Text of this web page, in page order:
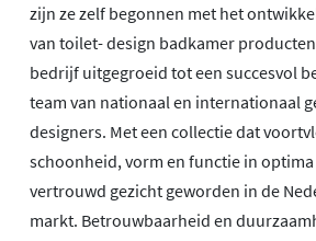
zijn ze zelf begonnen met het
van toilet- design badkamer
bedrijf uitgegroeid tot een succesvol
team van nationaal en internationaal
designers. Met een collectie dat
schoonheid, vorm en functie in
vertrouwd gezicht geworden in de
markt. Betrouwbaarheid en